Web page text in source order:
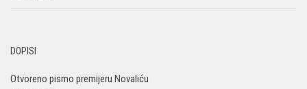
DOPISI
Otvoreno pismo premijeru Novaliću